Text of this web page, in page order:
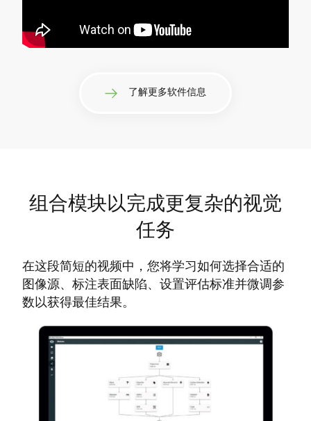
了解更多软件信息
组合模块以完成更复杂的视觉
任务
在这段简短的视频中，您将学习如何选择合适的
图像源、标注表面缺陷、设置评估标准并微调参
数以获得最佳结果。